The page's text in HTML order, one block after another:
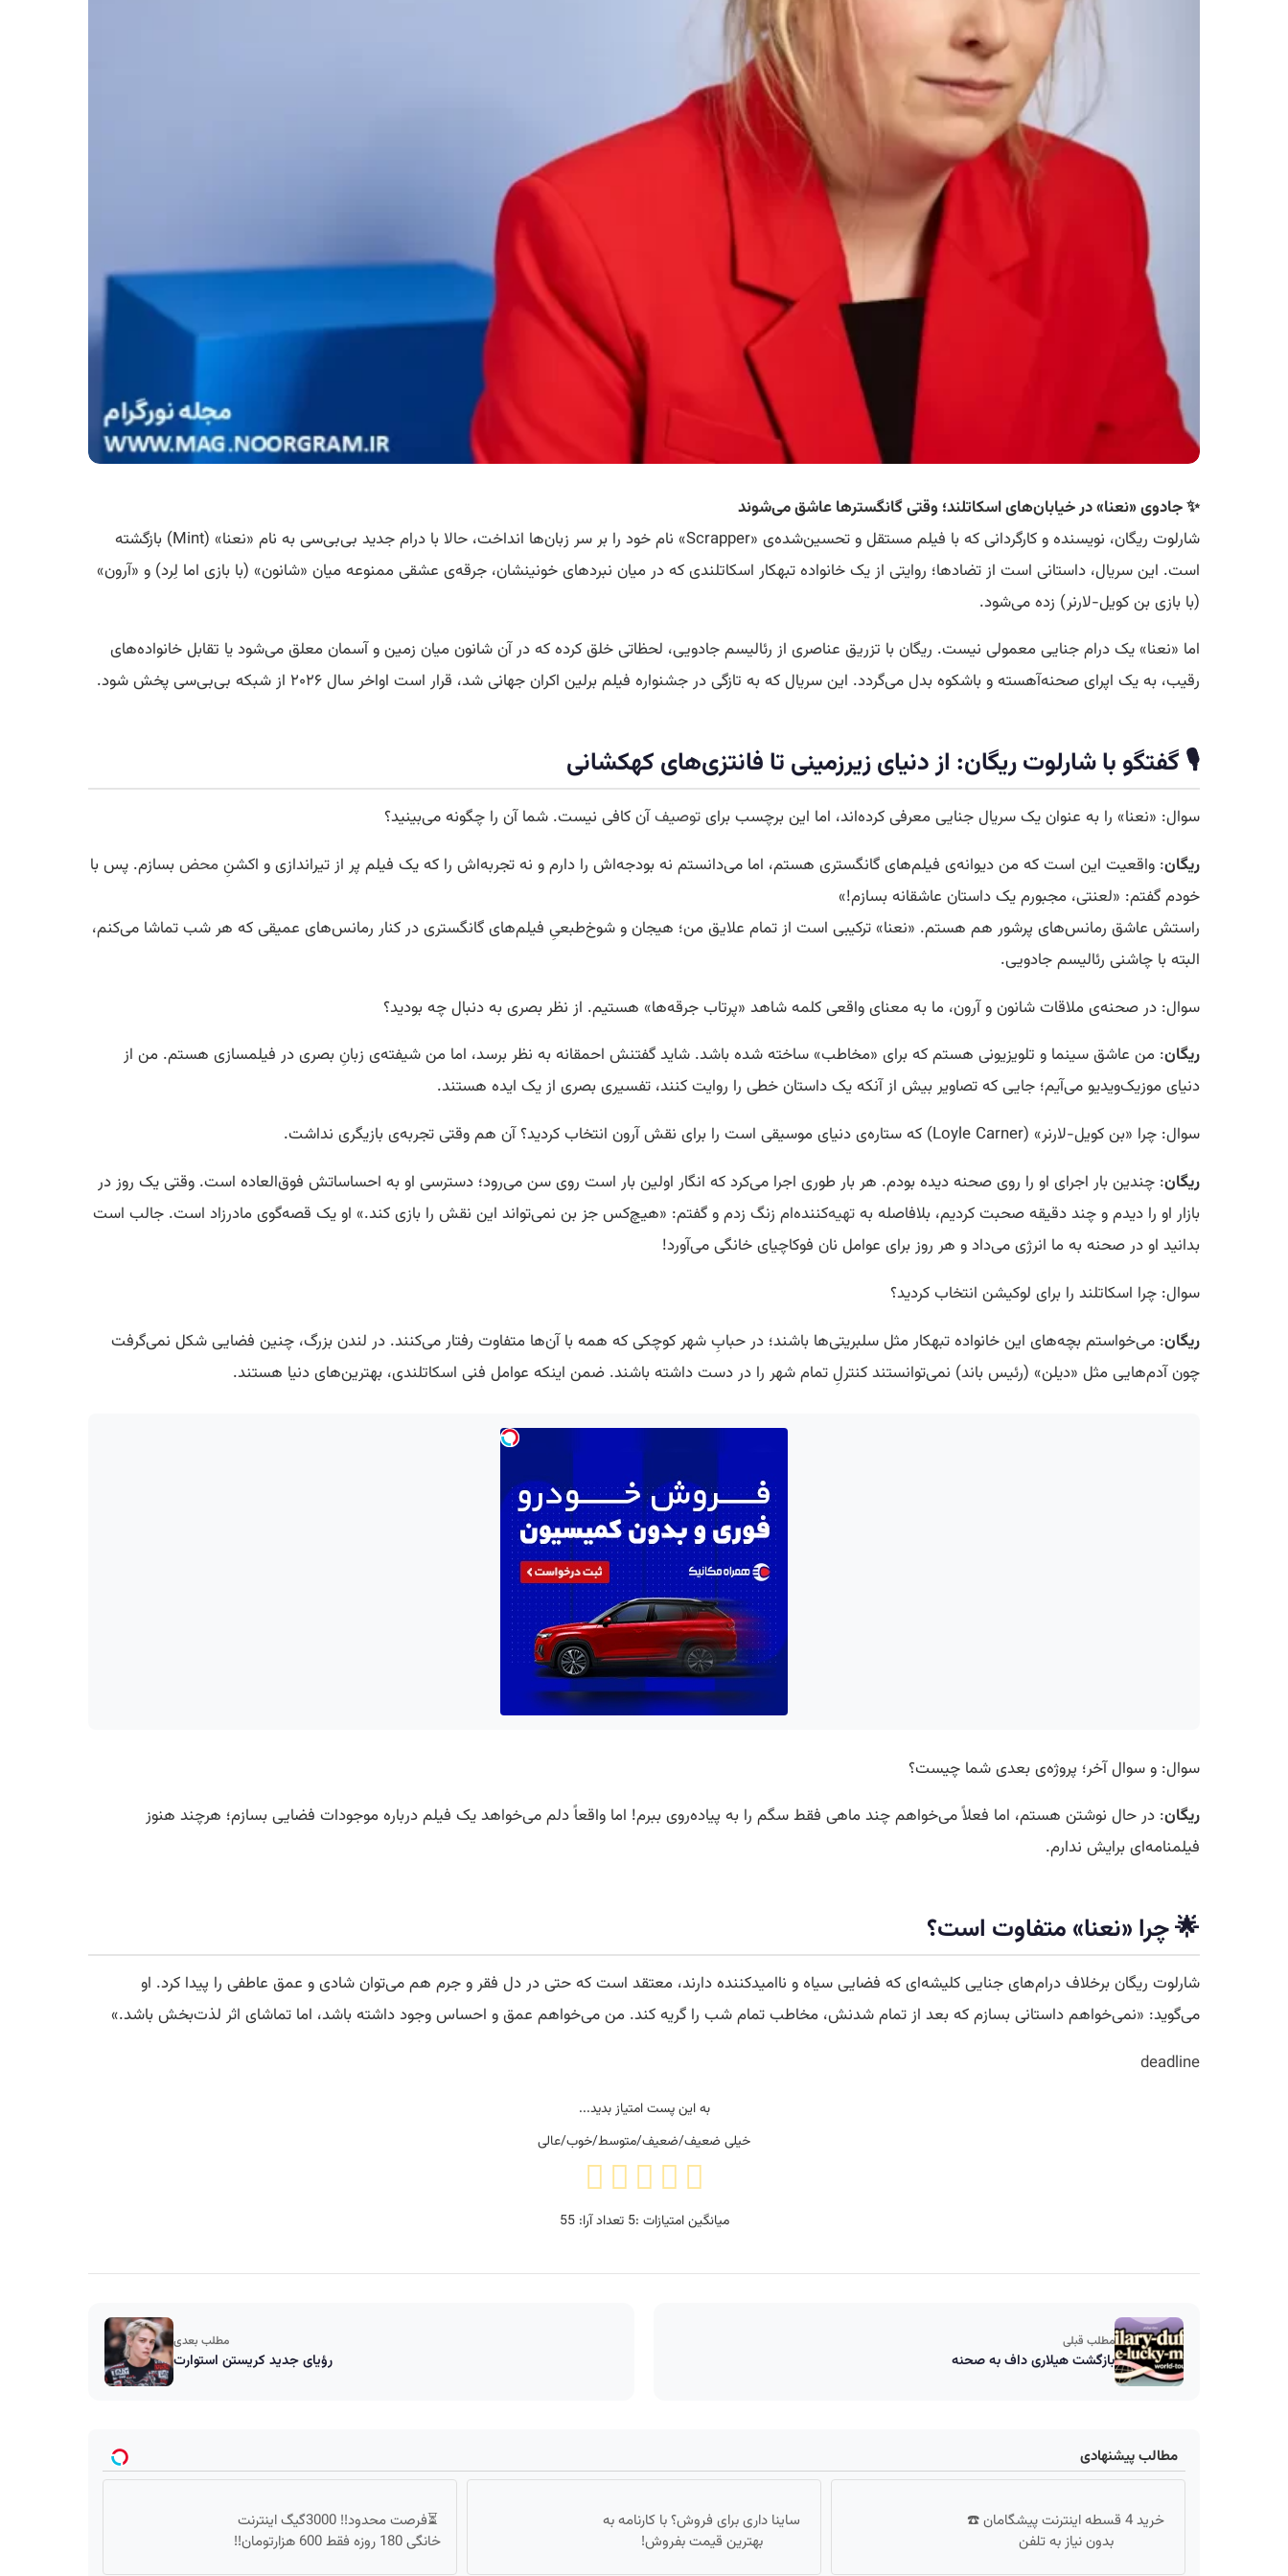
✨ جادوی «نعنا» در خیابان‌های اسکاتلند؛ وقتی گانگسترها عاشق می‌شوند
شارلوت ریگان، نویسنده و کارگردانی که با فیلم مستقل و تحسین‌شده‌ی «Scrapper» نام خود را بر سر زبان‌ها انداخت، حالا با درام جدید بی‌بی‌سی به نام «نعنا» (Mint) بازگشته
است. این سریال، داستانی است از تضادها؛ روایتی از یک خانواده تبهکار اسکاتلندی که در میان نبردهای خونینشان، جرقه‌ی عشقی ممنوعه میان «شانون» (با بازی اما لِرد) و «آرون»
(با بازی بن کویل-لارنر) زده می‌شود.
اما «نعنا» یک درام جنایی معمولی نیست. ریگان با تزریق عناصری از رئالیسم جادویی، لحظاتی خلق کرده که در آن شانون میان زمین و آسمان معلق می‌شود یا تقابل خانواده‌های
رقیب، به یک اپرای صحنه‌آهسته و باشکوه بدل می‌گردد. این سریال که به تازگی در جشنواره فیلم برلین اکران جهانی شد، قرار است اواخر سال ۲۰۲۶ از شبکه بی‌بی‌سی پخش شود.
🎙️ گفتگو با شارلوت ریگان: از دنیای زیرزمینی تا فانتزی‌های کهکشانی
سوال: «نعنا» را به عنوان یک سریال جنایی معرفی کرده‌اند، اما این برچسب برایتوصیفآن کافی نیست. شما آن را چگونه می‌بینید؟
ریگان: واقعیت این است که من دیوانه‌ی فیلم‌های گانگستری هستم، اما می‌دانستم نه بودجه‌اش را دارم و نه تجربه‌اش را که یک فیلم پر از تیراندازی و اکشنِ محضبسازم. پس با
خودم گفتم: «لعنتی، مجبورم یک داستان عاشقانه بسازم!»
راستش عاشق رمانس‌های پرشور هم هستم. «نعنا» ترکیبی است از تمام علایق من؛ هیجان و شوخ‌طبعیِ فیلم‌های گانگستری در کنار رمانس‌های عمیقی که هر شب تماشا می‌کنم،
البته با چاشنی رئالیسم جادویی.
سوال: در صحنه‌ی ملاقات شانون و آرون، ما به معنای واقعی کلمه شاهد «پرتاب جرقه‌ها» هستیم. از نظر بصری به دنبال چه بودید؟
ریگان: من عاشق سینما و تلویزیونی هستم که برای «مخاطب» ساخته شده باشد. شاید گفتنش احمقانه به نظر برسد، اما من شیفته‌ی زبانِ بصری در فیلمسازی هستم. من از
دنیای موزیک‌ویدیو می‌آیم؛ جایی که تصاویر بیش از آنکه یک داستان خطی را روایت کنند، تفسیری بصری از یک ایده هستند.
سوال: چرا «بن کویل-لارنر» (Loyle Carner) که ستاره‌ی دنیای موسیقی است را برای نقش آرون انتخاب کردید؟ آن هم وقتی تجربه‌ی بازیگری نداشت.
ریگان: چندین بار اجرای او را روی صحنه دیده بودم. هر بار طوری اجرا می‌کرد که انگار اولین بار است روی سن می‌رود؛ دسترسی او به احساساتش فوق‌العاده است. وقتی یک روز در
بازار او را دیدم و چند دقیقه صحبت کردیم، بلافاصله بهتهیه‌کننده‌ام زنگ زدم و گفتم: «هیچ‌کس جز بن نمی‌تواند این نقش را بازی کند.» او یک قصه‌گوی مادرزاد است. جالب است
بدانید او در صحنه به ما انرژی می‌داد و هر روز برای عوامل نان فوکاچیای خانگی می‌آورد!
سوال: چرا اسکاتلند را برای لوکیشن انتخاب کردید؟
ریگان: می‌خواستم بچه‌های این خانواده تبهکار مثل سلبریتی‌ها باشند؛ در حبابِ شهر کوچکی که همه با آن‌ها متفاوت رفتار می‌کنند. در لندن بزرگ، چنین فضایی شکل نمی‌گرفت
چون آدم‌هایی مثل «دیلن» (رئیس باند) نمی‌توانستند کنترلِ تمام شهر را در دست داشته باشند. ضمن اینکه عوامل فنی اسکاتلندی، بهترین‌های دنیا هستند.
سوال: و سوال آخر؛ پروژه‌ی بعدی شما چیست؟
ریگان: در حال نوشتن هستم، اما فعلاً می‌خواهم چند ماهی فقط سگم را به پیاده‌روی ببرم! اما واقعاً دلم می‌خواهد یک فیلم درباره موجودات فضایی بسازم؛ هرچند هنوز
فیلمنامه‌ای برایش ندارم.
🌟 چرا «نعنا» متفاوت است؟
شارلوت ریگان برخلاف درام‌های جنایی کلیشه‌ای که فضایی سیاه و ناامیدکننده دارند، معتقد است که حتی در دل فقر و جرم هم می‌توان شادی و عمق عاطفی را پیدا کرد. او
می‌گوید: «نمی‌خواهم داستانی بسازم که بعد از تمام شدنش، مخاطب تمام شب را گریه کند. من می‌خواهم عمق و احساس وجود داشته باشد، اما تماشای اثر لذت‌بخش باشد.»
deadline
به این پست امتیاز بدید...
خیلی ضعیف/ضعیف/متوسط/خوب/عالی
میانگین امتیازات :5 تعداد آرا:55
مطلب قبلی
بازگشت هیلاری داف به صحنه
مطلب بعدی
رؤیای جدید کریستن استوارت
مطالب پیشنهادی
خرید 4 قسطه اینترنت پیشگامان ☎️
بدون نیاز به تلفن
ساینا داری برای فروش؟ با کارنامه به
بهترین قیمت بفروش!
⏳فرصت محدود!! 3000گیگ اینترنت
خانگی 180 روزه فقط 600 هزارتومان!!